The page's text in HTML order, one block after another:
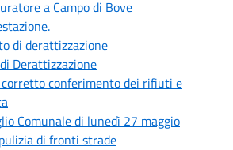
a Campo di Bove
di derattizzazione
Derattizzazione
conferimento dei rifiuti e
Comunale di lunedì 27 maggio
di fronti strade